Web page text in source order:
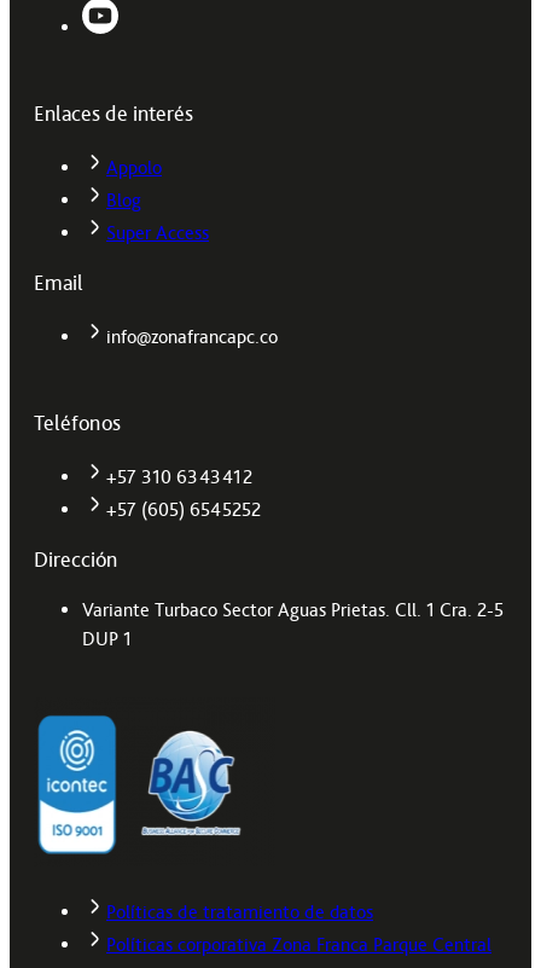
Enlaces de interés
Appolo
Blog
Super Access
Email
info@zonafrancapc.co
Teléfonos
+57 310 6343412
+57 (605) 6545252
Dirección
Variante Turbaco Sector Aguas Prietas. Cll. 1 Cra. 2-5
DUP 1
Políticas de tratamiento de datos
Políticas corporativa Zona Franca Parque Central